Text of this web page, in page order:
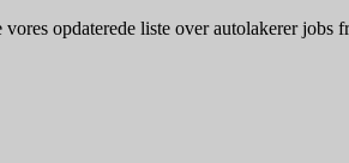
opdaterede liste over autolakerer